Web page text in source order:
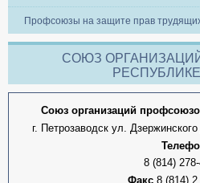
Профсоюзы на защите прав
СОЮЗ
Союз организаций
г. Петрозаводск ул.
8 (814)
Факс8 (814) 2